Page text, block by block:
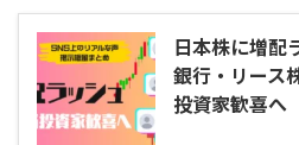
日本株に増配
銀行・リース
投資家歓喜へ